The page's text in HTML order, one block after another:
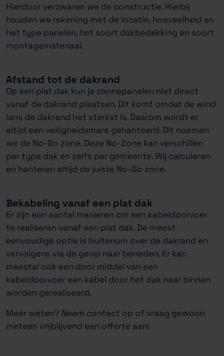
Hierdoor verzwaren we de constructie. Hierbij
houden we rekening met de locatie, hoeveelheid en
het type panelen, het soort dakbedekking en soort
montagemateriaal.
Afstand tot de dakrand
Op een plat dak kun je zonnepanelen niet direct
vanaf de dakrand plaatsen. Dit komt omdat de wind
lans de dakrand het sterkst is. Daarom wordt er
altijd een veiligheidsmare gehanteerd. Dit noemen
we de No-Go zone. Deze No-Zone kan verschillen
per type dak en zelfs per gemeente. Wij calculeren
en hanteren altijd de juiste No-Go zone.
Bekabeling vanaf een plat dak
Er zijn een aantal manieren om een kabeldoorvoer
te realiseren vanaf een plat dak. De meest
eenvoudige optie is buitenom over de dakrand en
vervolgens via de gevel naar beneden. Er kan
meestal ook een door middel van een
kabeldoorvoer een kabel door het dak naar binnen
worden gerealiseerd.
Meer weten? Neem contact op of vraag gewoon
meteen vrijblijvend een offerte aan!